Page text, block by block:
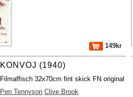
149kr
KONVOJ (1940)
Filmaffisch 32x70cm fint skick FN original
Pen Tennyson Clive Brook